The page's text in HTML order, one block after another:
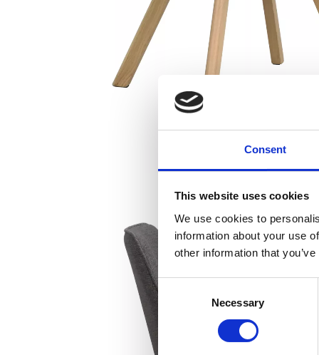
Consent
This website uses cookies
We use cookies to
information about your use
other information that
Consent
Necessary